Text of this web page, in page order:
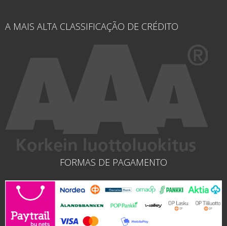
A MAIS ALTA CLASSIFICAÇÃO DE CRÉDITO
FORMAS DE PAGAMENTO